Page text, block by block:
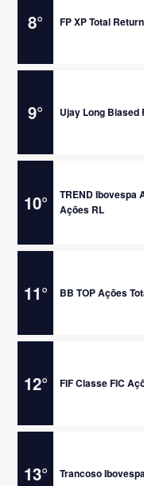
8° FP XP Total
9° Ujay Long Biased
10°
TREND Ibovespa
Ações RL
11° BB TOP Ações
12° FIF Classe FIC
13° Trancoso